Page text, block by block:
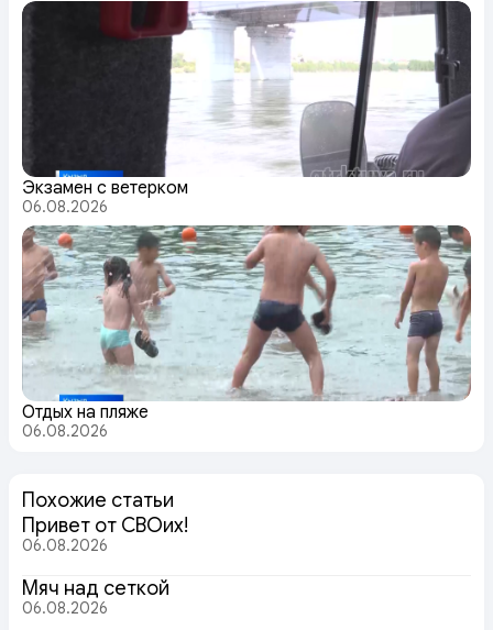
Экзамен с ветерком
06.08.2026
Отдых на пляже
06.08.2026
Похожие статьи
Привет от СВОих!
06.08.2026
Мяч над сеткой
06.08.2026